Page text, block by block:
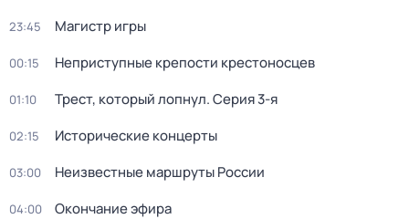
23:45 Магистр игры
00:15 Неприступные крепости крестоносцев
01:10 Трест, который лопнул. Серия 3-я
02:15 Исторические концерты
03:00 Неизвестные маршруты России
04:00 Окончание эфира